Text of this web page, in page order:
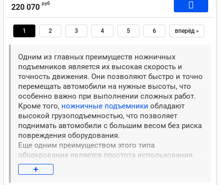
220 070 руб
1 2 3 4 5 6 вперёд »
Одним из главных преимуществ ножничных
подъемников является их высокая скорость и
точность движения. Они позволяют быстро и точно
перемещать автомобили на нужные высоты, что
особенно важно при выполнении сложных работ.
Кроме того, ножничные подъемники обладают
высокой грузоподъемностью, что позволяет
поднимать автомобили с большим весом без риска
повреждения оборудования.
Еще одним преимуществом этого типа
оборудования является простота использования.
Они оснащены автоматическими системами
управления, которые позволяют быстро настроить
+